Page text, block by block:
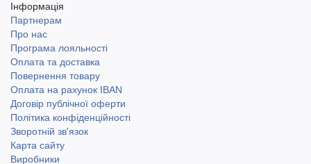
Інформація
Партнерам
Про нас
Програма лояльності
Оплата та доставка
Повернення товару
Оплата на рахунок IBAN
Договір публічної оферти
Політика конфіденційності
Зворотній зв'язок
Карта сайту
Виробники